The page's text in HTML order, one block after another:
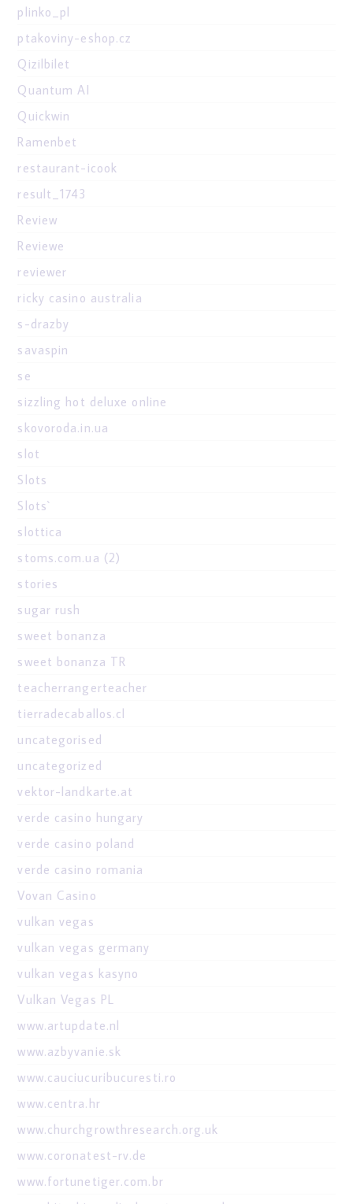
plinko_pl
ptakoviny-eshop.cz
Qizilbilet
Quantum AI
Quickwin
Ramenbet
restaurant-icook
result_1743
Review
Reviewe
reviewer
ricky casino australia
s-drazby
savaspin
se
sizzling hot deluxe online
skovoroda.in.ua
slot
Slots
Slots`
slottica
stoms.com.ua (2)
stories
sugar rush
sweet bonanza
sweet bonanza TR
teacherrangerteacher
tierradecaballos.cl
uncategorised
uncategorized
vektor-landkarte.at
verde casino hungary
verde casino poland
verde casino romania
Vovan Casino
vulkan vegas
vulkan vegas germany
vulkan vegas kasyno
Vulkan Vegas PL
www.artupdate.nl
www.azbyvanie.sk
www.cauciucuribucuresti.ro
www.centra.hr
www.churchgrowthresearch.org.uk
www.coronatest-rv.de
www.fortunetiger.com.br